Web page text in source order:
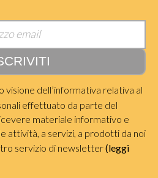
visione dell’informativa relativa al
effettuato da parte del
materiale informativo e
attività, a servizi, a prodotti da noi
servizio di newsletter(leggi